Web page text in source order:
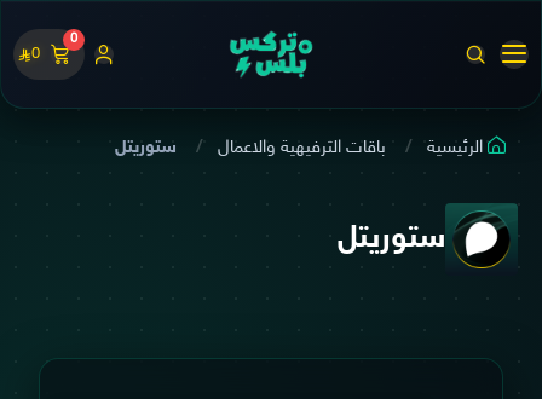
0
0
الرئيسية باقات الترفيهية والاعمال ستوريتل
ستوريتل